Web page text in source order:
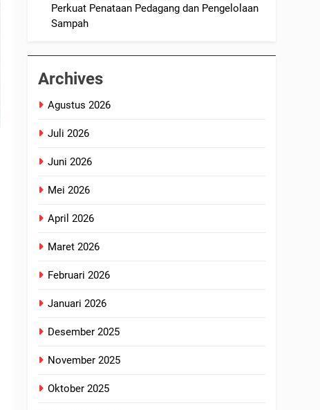
Perkuat Penataan Pedagang dan Pengelolaan
Sampah
Archives
Agustus 2026
Juli 2026
Juni 2026
Mei 2026
April 2026
Maret 2026
Februari 2026
Januari 2026
Desember 2025
November 2025
Oktober 2025